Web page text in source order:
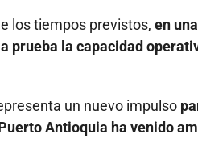
los tiempos previstos, en
prueba la capacidad
un nuevo impulso
Antioquia ha venido